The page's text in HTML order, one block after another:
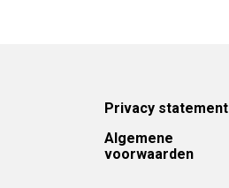
Footer
Privacy statement
Algemene
voorwaarden